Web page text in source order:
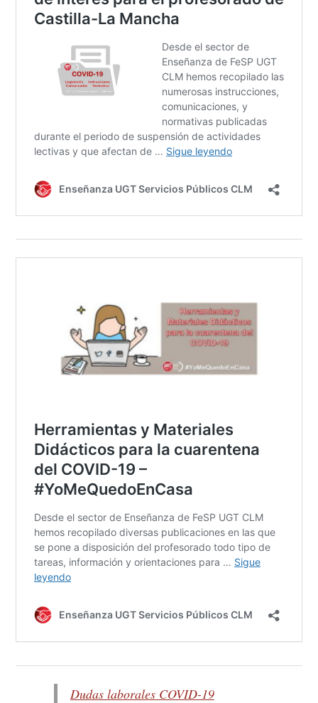
Dudas laborales COVID-19